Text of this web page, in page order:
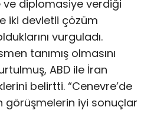
ve diplomasiye verdiği
iki devletli çözüm
vurguladı.
tanımış olmasını
ABD ile İran
belirtti. “Cenevre’de
görüşmelerin iyi sonuçlar